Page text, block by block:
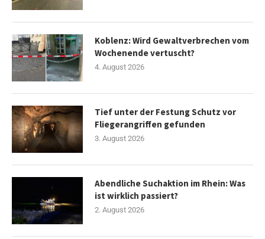
Koblenz: Wird Gewaltverbrechen vom
Wochenende vertuscht?
4. August 2026
Tief unter der Festung Schutz vor
Fliegerangriffen gefunden
3. August 2026
Abendliche Suchaktion im Rhein: Was
ist wirklich passiert?
2. August 2026